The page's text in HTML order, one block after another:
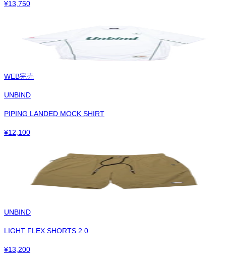
¥13,750
WEB完売
UNBIND
PIPING LANDED MOCK SHIRT
¥12,100
UNBIND
LIGHT FLEX SHORTS 2.0
¥13,200